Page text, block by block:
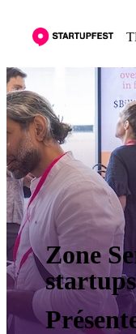
Zone
startups